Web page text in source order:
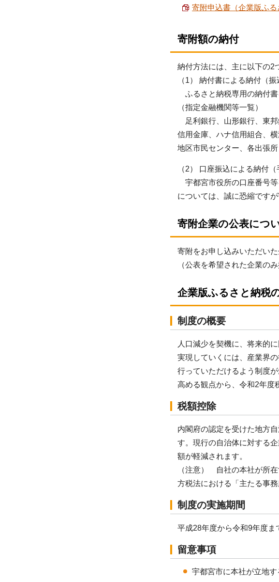
寄附申込書（企業版ふ
寄附額の納付
納付方法には、主に以下の2
（1） 納付書による納付（
ふるさと納税専用の納付書
（指定金融機関等一覧）
足利銀行、山形銀行、東邦
信用金庫、ハナ信用組合、
地区市民センター、各出張所
（2） 口座振込による納付
宇都宮市役所の口座番号等
については、誠に恐縮です
寄附企業の公表につ
寄附をお申し込みいただい
（公表を希望された企業の
企業版ふるさと納税
制度の概要
人口減少を契機に、将来的
実現していくには、産業界
行っていただけるよう制度
高める観点から、令和2年度
税額控除
内閣府の認定を受けた地方
す。現行の自治体に対する
額が軽減されます。
（注意） 自社の本社が所
方税法における「主たる事
制度の実施期間
平成28年度から令和9年度ま
留意事項
宇都宮市に本社が立地す